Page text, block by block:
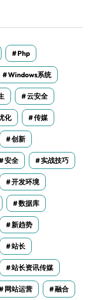
Php
Windows系统
云安全
化 传媒
创新
安全 实战技巧
开发环境
数据库
新趋势
站长
站长资讯传媒
网站运营 融合